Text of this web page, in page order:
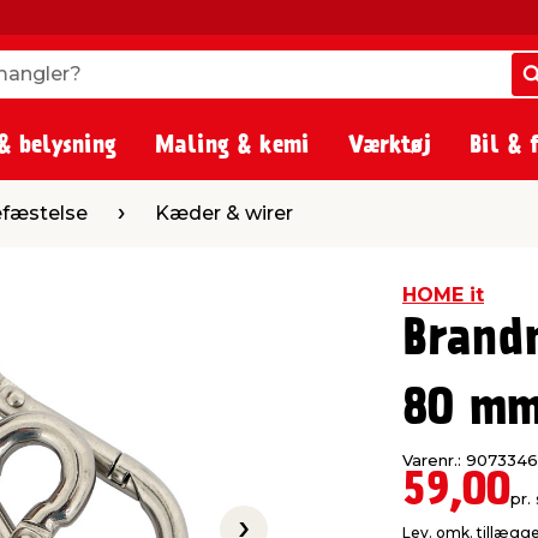
belysning Maling & kemi Værktøj Bil &
Kæder & wirerKæder & wirer
HOME it
80
Varenr.: 9073346
59,00pr.
Lev. omk.